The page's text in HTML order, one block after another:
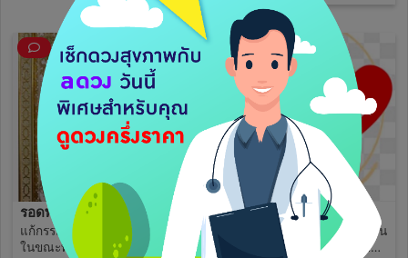
รอดพ้นบ่วงกรรมทำอย่างไร
แก้กรรมอย่างไรให้พ้นเคราะห์
ในขณะที่ดวงตกทำมาหากิน
เขามารักหรือมาทำร้าย
เป็นการใช้โหราศาสตร์ยูเรเนียน
คำนวนด้วยความแม่นยำเพื่อหา